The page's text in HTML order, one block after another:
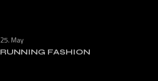
25. May
RUNNING FASHION